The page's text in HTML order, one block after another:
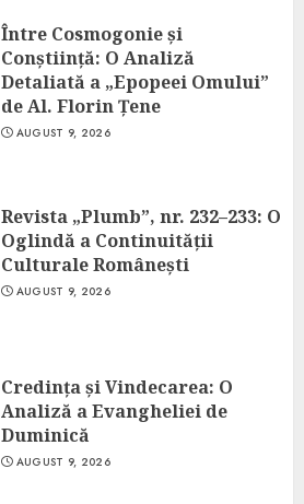
Între Cosmogonie și
Conștiință: O Analiză
Detaliată a „Epopeei Omului”
de Al. Florin Țene
AUGUST 9, 2026
Revista „Plumb”, nr. 232–233: O
Oglindă a Continuității
Culturale Românești
AUGUST 9, 2026
Credința și Vindecarea: O
Analiză a Evangheliei de
Duminică
AUGUST 9, 2026